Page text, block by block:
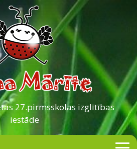
27.pirmsskolas izglītības
iestāde